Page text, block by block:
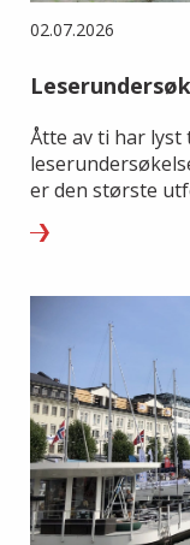
02.07.2026
Åtte av ti har lyst
er den største